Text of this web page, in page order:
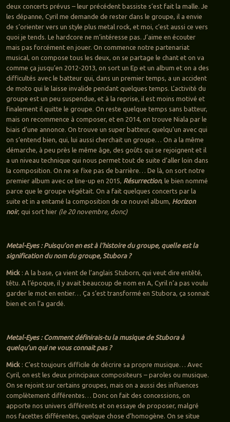
deux concerts prévus – leur précédent bassiste s’est fait la malle. Je
les dépanne, Cyril me demande de rester dans le groupe, il a envie
de s’orienter vers un style plus metal rock, et moi, c’est aussi ce vers
quoi je tends. Le hardcore ne m’intéresse pas. J’aime en écouter
mais pas forcément en jouer. On commence notre partenariat
musical, on compose tous les deux, on se partage le chant et on va
comme ça jusqu’en 2012-2013, on sort un Ep et un album et on a des
difficultés avec le batteur qui, dans un premier temps, a un accident
de moto qui le laisse invalide pendant quelques temps. L’activité du
groupe est un peu suspendue, et à la reprise, il est moins motivé et
finalement il quitte le groupe. On reste quelque temps sans batteur,
mais on recommence à composer, et en 2014, on trouve Niala par le
biais d’une annonce. On trouve un super batteur, quelqu’un avec qui
on s’entend bien, qui, lui aussi cherchait un groupe… On a la même
démarche, à peu près le même âge, des goûts qui se rejoignent et il
a un niveau technique qui nous permet tout de suite d’aller loin dans
la composition. On ne se fixe pas de barrière… De là, on sort notre
premier album avec ce line-up en 2015, Résurrection, le bien nommé
parce que le groupe végétait. On a fait quelques concerts par la
suite et in a entamé la composition de ce nouvel album, Horizon
noir, qui sort hier (le 20 novembre, donc)
Metal-Eyes : Puisqu’on en est à l’histoire du groupe, quelle est la
signification du nom du groupe, Stubora ?
Mick: A la base, ça vient de l’anglais Stuborn, qui veut dire entêté,
têtu. A l’époque, il y avait beaucoup de nom en A, Cyril n’a pas voulu
garder le mot en entier… Ça s’est transformé en Stubora, ça sonnait
bien et on l’a gardé.
Metal-Eyes : Comment définirais-tu la musique de Stubora à
quelqu’un qui ne vous connait pas ?
Mick: C’est toujours difficile de décrire sa propre musique… Avec
Cyril, on est les deux principaux compositeurs – paroles ou musique.
On se rejoint sur certains groupes, mais on a aussi des influences
complètement différentes… Donc on fait des concessions, on
apporte nos univers différents et on essaye de proposer, malgré
nos facettes différentes, quelque chose d’homogène. On se situe